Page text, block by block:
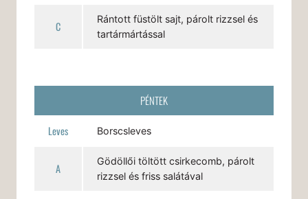
C
Rántott füstölt sajt, párolt rizzsel és
tartármártással
PÉNTEK
Leves Borscsleves
A
Gödöllői töltött csirkecomb, párolt
rizzsel és friss salátával